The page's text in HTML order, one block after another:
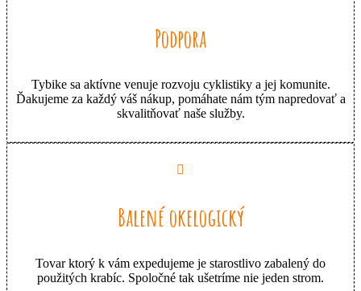
Podpora
Tybike sa aktívne venuje rozvoju cyklistiky a jej komunite.
Ďakujeme za každý váš nákup, pomáhate nám tým napredovať a
skvalitňovať naše služby.
Balené okelogický
Tovar ktorý k vám expedujeme je starostlivo zabalený do
použitých krabíc. Spoločné tak ušetríme nie jeden strom.